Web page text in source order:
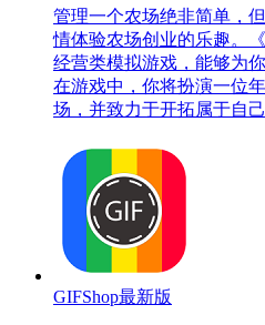
管理一个农场绝非简单，
情体验农场创业的乐趣。
经营类模拟游戏，能够为
在游戏中，你将扮演一位
场，并致力于开拓属于自
GIFShop最新版